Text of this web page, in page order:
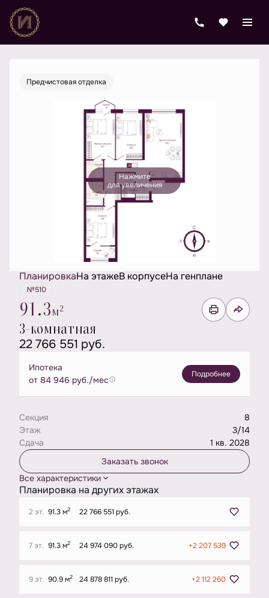
3-комнатная 22 766 551 руб.
Ипотекаот 84 946 руб./мес.
Предчистовая отделка
Нажмите
для увеличения
ПланировкаНа этажеВ корпусеНа генплане
№510
91.3м2
3-комнатная
22 766 551 руб.
Ипотека
от 84 946 руб./мес
Подробнее
Секция
8
Этаж
3/14
Сдача
1 кв. 2028
Заказать звонок
Все характеристики
Планировка на других этажах
2 эт. 91.3 м2 22 766 551 руб.
7 эт. 91.3 м2 24 974 090 руб. +2 207 539
9 эт. 90.9 м2 24 878 811 руб. +2 112 260